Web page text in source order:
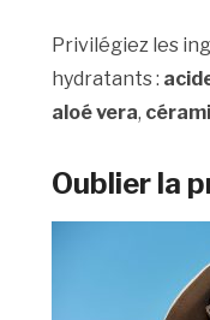
Privilégiez les
hydratants :
aloé vera,
Oublier la